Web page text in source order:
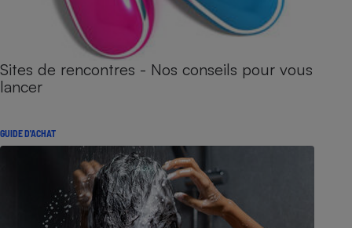
Sites de rencontres - Nos conseils pour vous
lancer
GUIDE D'ACHAT